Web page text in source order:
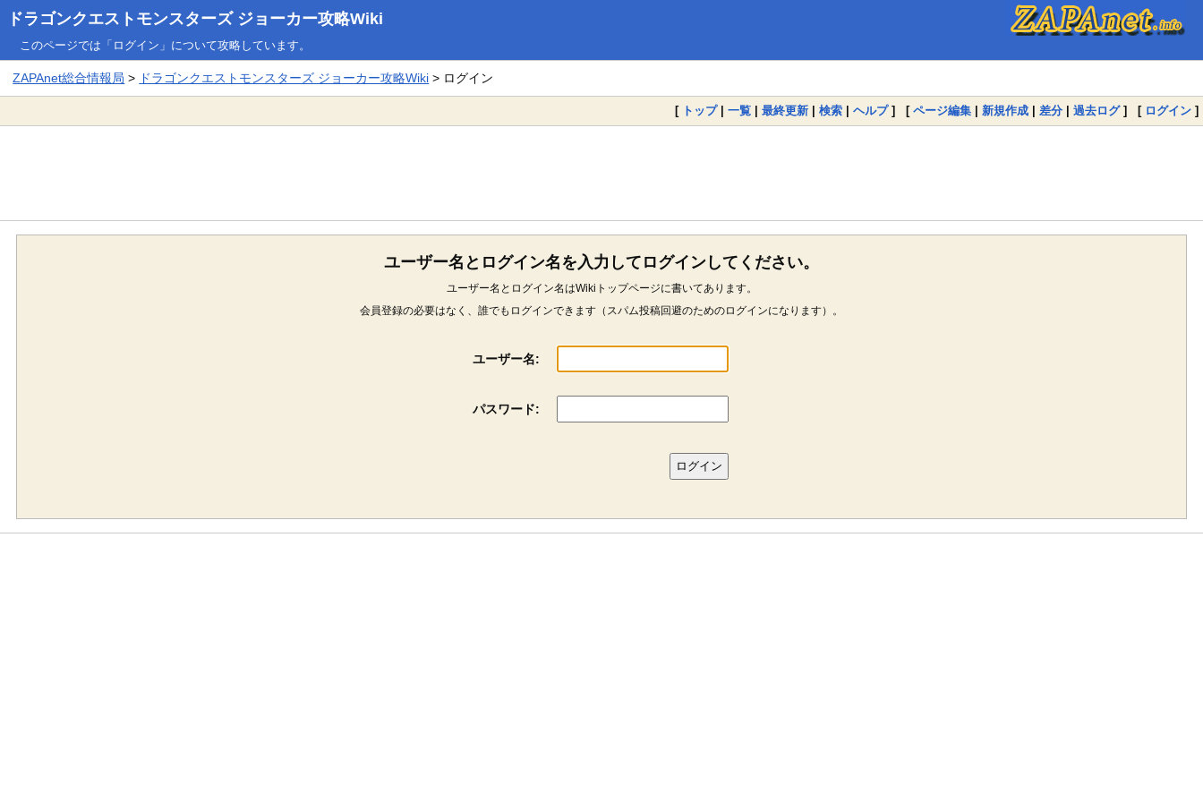
ドラゴンクエストモンスターズ ジョーカー攻略Wiki
このページでは「ログイン」について攻略しています。
ZAPAnet総合情報局 > ドラゴンクエストモンスターズ ジョーカー攻略Wiki > ログイン
[ トップ| 一覧 | 最終更新 | 検索 | ヘルプ] [ ページ編集 | 新規作成 | 差分 | 過去ログ] [ ログイン ]
ユーザー名とログイン名を入力してログインしてください。
ユーザー名とログイン名はWikiトップページに書いてあります。
会員登録の必要はなく、誰でもログインできます（スパム投稿回避のためのログインになります）。
ユーザー名:
パスワード: